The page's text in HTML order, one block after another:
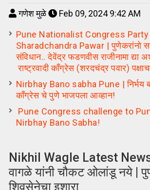
गणेश मुळे Feb 09, 2024 9:42 AM
Pune Nationalist Congress Party
Sharadchandra Pawar | पुणेकरांनो
संविधान.. देवेंद्र फडणवीस राजीनामा द्या
राष्ट्रवादी काँग्रेस (शरदचंद्र पवार)
Nirbhay Bano sabha Pune | निर्भय
कॉंग्रेस चे पुणे भाजपला आव्हान!
Pune Congress challenge to
Nirbhay Bano Sabha!
Nikhil Wagle Latest
वागळे यांनी चौकट ओलांडू नये |
शिवसेनेचा इशारा